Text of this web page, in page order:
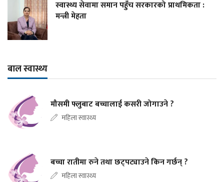
स्वास्थ्य सेवामा समान पहुँच सरकारको प्राथमिकता :
मन्त्री मेहता
बाल स्वास्थ्य
मौसमी फ्लुबाट बच्चालाई कसरी जोगाउने ?
महिला स्वास्थ्य
बच्चा रातीमा रुने तथा छट्पट्याउने किन गर्छन् ?
महिला स्वास्थ्य